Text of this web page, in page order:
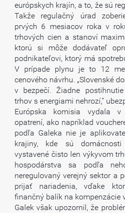
európskych krajín, a to, že sú
Takže regulačný úrad
prvých 6 mesiacov roka v
trhových cien a stanoví
ktorú si môže dodávateľ
podnikateľovi, ktorý má
V prípade plynu je to 12
cenového návrhu. „Slovenské
v bezpečí. Žiadne
trhov s energiami nehrozí,“
Európska komisia vydala
opatrení, ako napríklad
podľa Galeka nie je
krajiny, kde sú
vystavené čisto len výkyvom
hospodárstva sa podľa
neregulovaný verejný sektor a
prijať nariadenia, vďake
finančný balík na kompenzácie
Galek však upozornil, že